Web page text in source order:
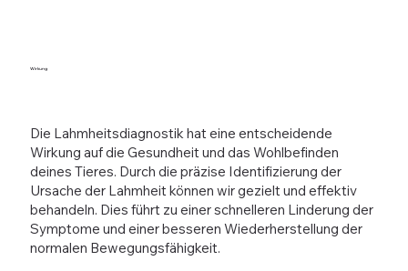
Wirkung
Die Lahmheitsdiagnostik hat eine entscheidende
Wirkung auf die Gesundheit und das Wohlbefinden
deines Tieres. Durch die präzise Identifizierung der
Ursache der Lahmheit können wir gezielt und effektiv
behandeln. Dies führt zu einer schnelleren Linderung der
Symptome und einer besseren Wiederherstellung der
normalen Bewegungsfähigkeit.